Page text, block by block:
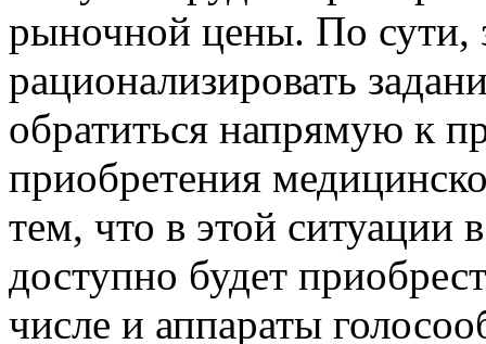
рыночной цены. По сути,
рационализировать
обратиться напрямую к
приобретения
тем, что в этой ситуации
доступно будет
числе и аппараты